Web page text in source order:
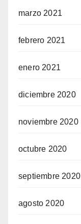
marzo 2021
febrero 2021
enero 2021
diciembre 2020
noviembre 2020
octubre 2020
septiembre 2020
agosto 2020